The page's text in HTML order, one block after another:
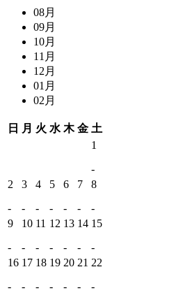
08月
09月
10月
11月
12月
01月
02月
日 月 火 水 木 金 土
1
-
2
-
3
-
4
-
5
-
6
-
7
-
8
-
9
-
10
-
11
-
12
-
13
-
14
-
15
-
16
-
17
-
18
-
19
-
20
-
21
-
22
-